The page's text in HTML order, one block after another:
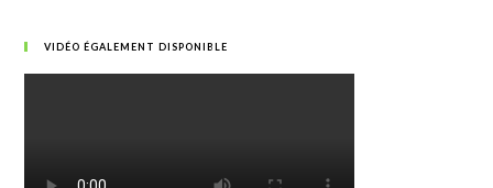
VIDÉO ÉGALEMENT DISPONIBLE